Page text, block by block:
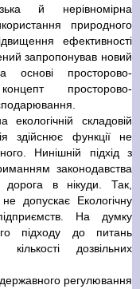
й нерівномірна
природного
ефективності
запропонував новий
основі просторово-
просторово-
складовій
здійснює функції не
Нинішній підхід з
законодавства
дорога в нікуди. Так,
допускає Екологічну
На думку
підходу до питань
дозвільних
регулювання